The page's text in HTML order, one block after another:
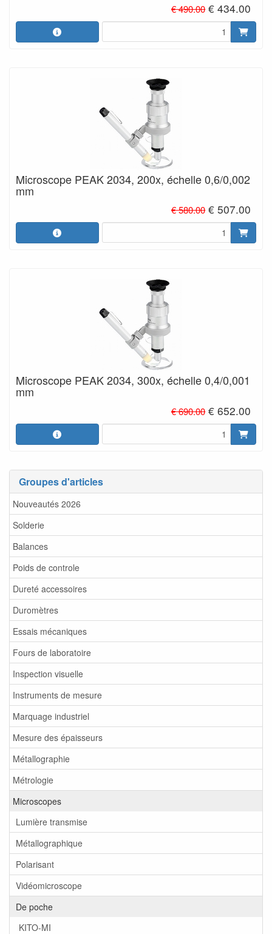
Groupes d'articles
Nouveautés 2026
Solderie
Balances
Poids de controle
Dureté accessoires
Duromètres
Essais mécaniques
Fours de laboratoire
Inspection visuelle
Instruments de mesure
Marquage industriel
Mesure des épaisseurs
Métallographie
Métrologie
Microscopes
Lumière transmise
Métallographique
Polarisant
Vidéomicroscope
De poche
KITO-MI
€ 490.00 € 434.00
Microscope PEAK 2034, 200x, échelle 0,6/0,002
mm
€ 580.00 € 507.00
Microscope PEAK 2034, 300x, échelle 0,4/0,001
mm
€ 690.00 € 652.00